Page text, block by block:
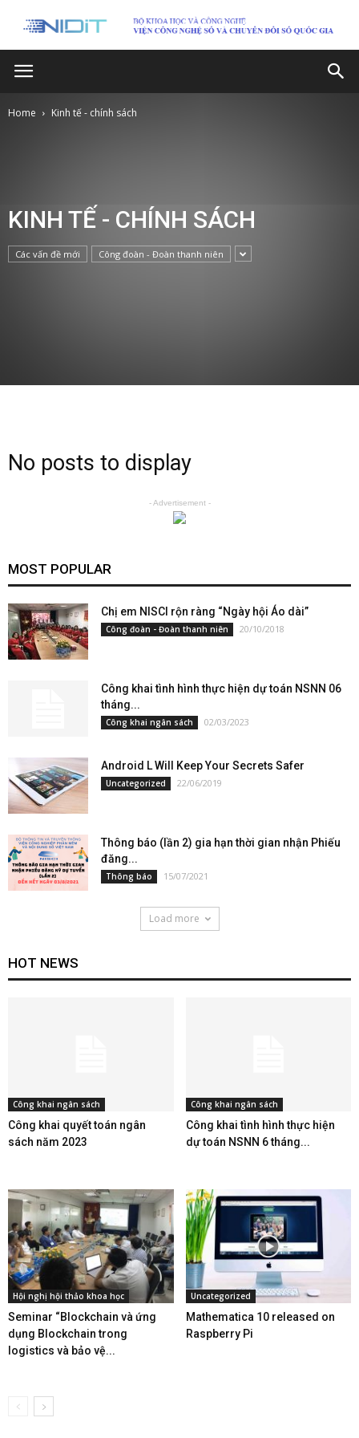
Home Kinh tế - chính sách
KINH TẾ - CHÍNH SÁCH
Các vấn đề mới Công đoàn - Đoàn thanh niên
No posts to display
- Advertisement -
MOST POPULAR
Chị em NISCI rộn ràng “Ngày hội Áo dài”
Công đoàn - Đoàn thanh niên 20/10/2018
Công khai tình hình thực hiện dự toán NSNN 06
tháng...
Công khai ngân sách 02/03/2023
Android L Will Keep Your Secrets Safer
Uncategorized 22/06/2019
Thông báo (lần 2) gia hạn thời gian nhận Phiếu
đăng...
Thông báo 15/07/2021
Load more
HOT NEWS
Công khai ngân sách
Công khai quyết toán ngân
sách năm 2023
Công khai ngân sách
Công khai tình hình thực hiện
dự toán NSNN 6 tháng...
Hội nghị hội thảo khoa học
Seminar “Blockchain và ứng
dụng Blockchain trong
logistics và bảo vệ...
Uncategorized
Mathematica 10 released on
Raspberry Pi